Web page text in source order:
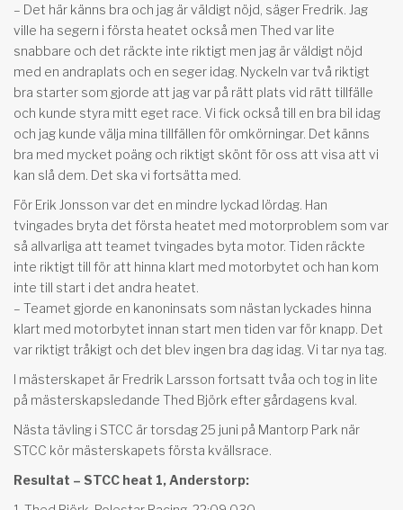
– Det här känns bra och jag är väldigt nöjd, säger Fredrik. Jag
ville ha segern i första heatet också men Thed var lite
snabbare och det räckte inte riktigt men jag är väldigt nöjd
med en andraplats och en seger idag. Nyckeln var två riktigt
bra starter som gjorde att jag var på rätt plats vid rätt tillfälle
och kunde styra mitt eget race. Vi fick också till en bra bil idag
och jag kunde välja mina tillfällen för omkörningar. Det känns
bra med mycket poäng och riktigt skönt för oss att visa att vi
kan slå dem. Det ska vi fortsätta med.
För Erik Jonsson var det en mindre lyckad lördag. Han
tvingades bryta det första heatet med motorproblem som var
så allvarliga att teamet tvingades byta motor. Tiden räckte
inte riktigt till för att hinna klart med motorbytet och han kom
inte till start i det andra heatet.
– Teamet gjorde en kanoninsats som nästan lyckades hinna
klart med motorbytet innan start men tiden var för knapp. Det
var riktigt tråkigt och det blev ingen bra dag idag. Vi tar nya tag.
I mästerskapet är Fredrik Larsson fortsatt tvåa och tog in lite
på mästerskapsledande Thed Björk efter gårdagens kval.
Nästa tävling i STCC är torsdag 25 juni på Mantorp Park när
STCC kör mästerskapets första kvällsrace.
Resultat – STCC heat 1, Anderstorp: